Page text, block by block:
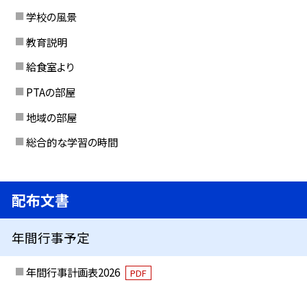
学校の風景
教育説明
給食室より
PTAの部屋
地域の部屋
総合的な学習の時間
配布文書
年間行事予定
年間行事計画表2026 PDF